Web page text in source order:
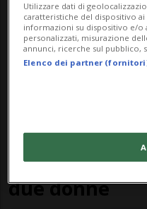
Sedicenne
due donne
Utilizzare dati di
caratteristiche del dispositivo
informazioni su dispositivo e/o
personalizzati, misurazione
annunci, ricerche sul pubblico,
Elenco dei partner